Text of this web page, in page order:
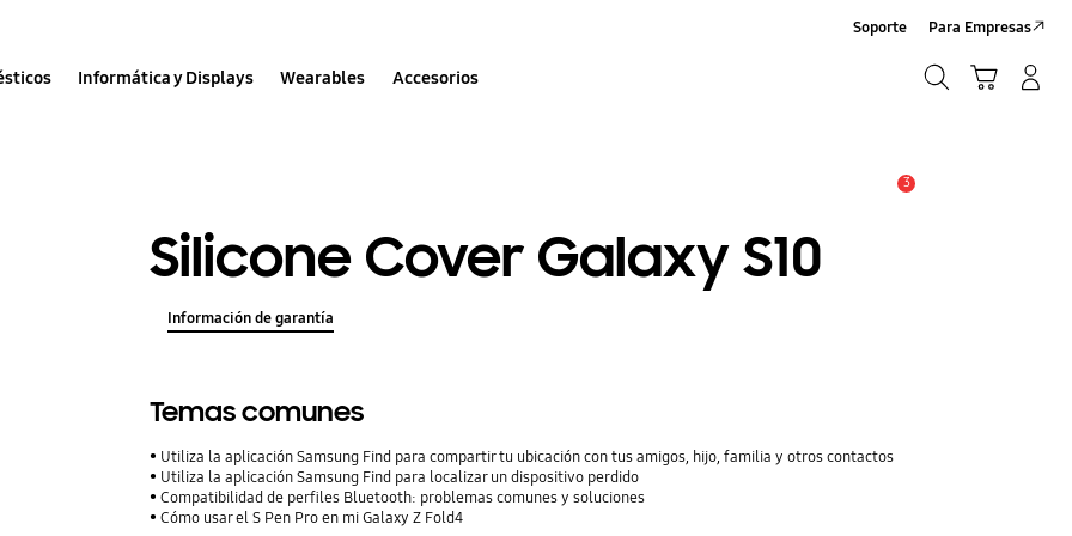
Informática y Displays Wearables Accesorios
Soporte Para Empresas
3
Silicone Cover Galaxy S10
Información de garantía
Temas comunes
Utiliza la aplicación Samsung Find para compartir tu ubicación con tus amigos, hijo, familia y otros contactos
Utiliza la aplicación Samsung Find para localizar un dispositivo perdido
Compatibilidad de perfiles Bluetooth: problemas comunes y soluciones
Cómo usar el S Pen Pro en mi Galaxy Z Fold4